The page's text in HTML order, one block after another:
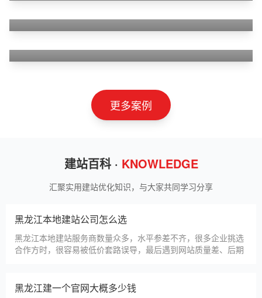
更多案例
建站百科 · KNOWLEDGE
汇聚实用建站优化知识，与大家共同学习分享
黑龙江本地建站公司怎么选
黑龙江本地建站服务商数量众多，水平参差不齐，很多企业挑选
合作方时，很容易被低价套路误导，最后遇到网站质量差、后期
单实用的挑选技巧，帮大家轻松选到靠谱的建站团队。第一，优
黑龙江建一个官网大概多少钱